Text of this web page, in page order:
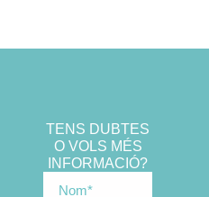
TENS DUBTES
O VOLS MÉS
INFORMACIÓ?